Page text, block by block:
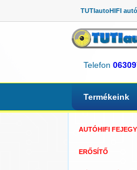
TUTIautoHIFI
Telefon
Termékeink
AUTÓHIFI
ERŐSÍTŐ